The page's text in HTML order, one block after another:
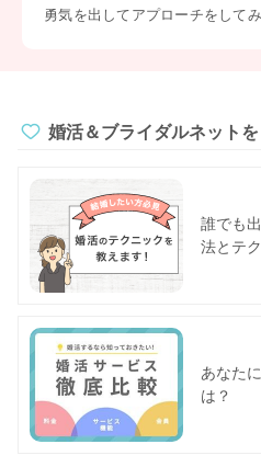
勇気を出してアプローチをして
婚活＆ブライダルネット
誰でも
法とテ
あなた
は？